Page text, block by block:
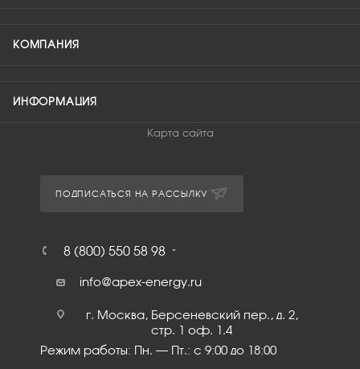
КОМПАНИЯ
ИНФОРМАЦИЯ
Карта сайта
ПОДПИСАТЬСЯ НА РАССЫЛКУ
8 (800) 550 58 98
info@apex-energy.ru
г. Москва, Берсеневский пер., д. 2,
стр. 1 оф. 1.4
Режим работы: Пн. – Пт.: с 9:00 до 18:00